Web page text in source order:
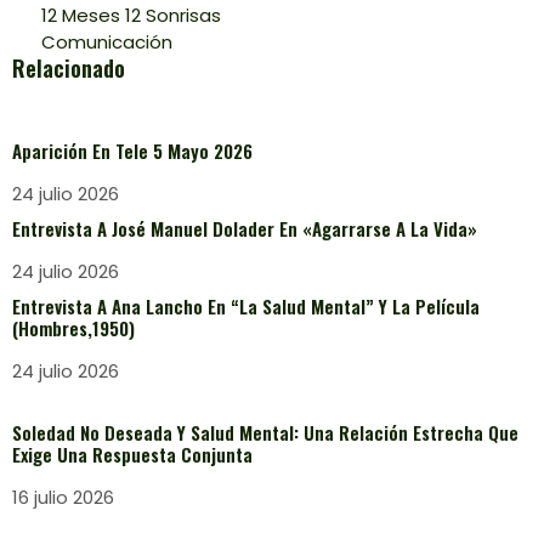
12 Meses 12 Sonrisas
Comunicación
Relacionado
Aparición En Tele 5 Mayo 2026
24 julio 2026
Entrevista A José Manuel Dolader En «Agarrarse A La Vida»
24 julio 2026
Entrevista A Ana Lancho En “La Salud Mental” Y La Película
(Hombres,1950)
24 julio 2026
Soledad No Deseada Y Salud Mental: Una Relación Estrecha Que
Exige Una Respuesta Conjunta
16 julio 2026